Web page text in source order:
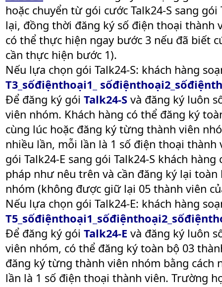
hoặc chuyển từ gói cước Talk24-S sang gói
lại, đồng thời đăng ký số điện thoại thành
có thể thực hiện ngay bước 3 nếu đã biết
cần thực hiện bước 1).
Nếu lựa chọn gói Talk24-S: khách hàng
T3_sốđiệnthoại1_
Để đăng ký gói Talk24-S và đăng ký luôn
viên nhóm. Khách hàng có thể đăng ký
cùng lúc hoặc đăng ký từng thành viên
nhiều lần, mỗi lần là 1 số điện thoại
gói Talk24-E sang gói Talk24-S khách
pháp như nêu trên và cần đăng ký lại toàn
nhóm (không được giữ lại 05 thành viên
Nếu lựa chọn gói Talk24-E: khách hàng
Để đăng ký gói Talk24-E và đăng ký luôn
viên nhóm, có thể đăng ký toàn bộ 03
đăng ký từng thành viên nhóm bằng cách
lần là 1 số điện thoại thành viên. Trường